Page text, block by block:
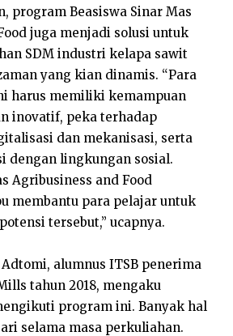
program Beasiswa Sinar Mas
juga menjadi solusi untuk
SDM industri kelapa sawit
yang kian dinamis. “Para
harus memiliki kemampuan
inovatif, peka terhadap
dan mekanisasi, serta
dengan lingkungan sosial.
Agribusiness and Food
membantu para pelajar untuk
tersebut,” ucapnya.
alumnus ITSB penerima
tahun 2018, mengaku
program ini. Banyak hal
selama masa perkuliahan.